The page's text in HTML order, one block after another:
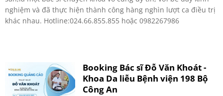
nghiệm và đã thực hiện thành công hàng nghìn lượt ca điều trị
khác nhau. Hotline:024.66.855.855 hoặc 0982267986
Booking Bác sĩ Đỗ Văn Khoát -
Khoa Da liễu Bệnh viện 198 Bộ
Công An